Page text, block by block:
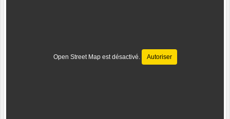
Open Street Map est désactivé. Autoriser